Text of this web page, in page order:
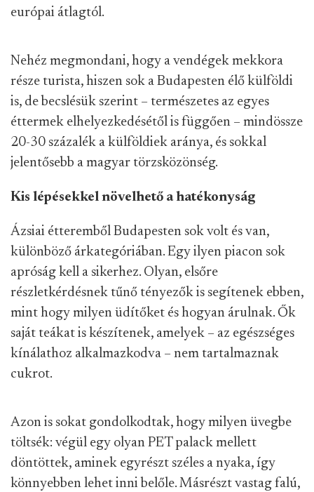
európai átlagtól.
Nehéz megmondani, hogy a vendégek mekkora
része turista, hiszen sok a Budapesten élő külföldi
is, de becslésük szerint – természetes az egyes
éttermek elhelyezkedésétől is függően – mindössze
20-30 százalék a külföldiek aránya, és sokkal
jelentősebb a magyar törzsközönség.
Kis lépésekkel növelhető a hatékonyság
Ázsiai étteremből Budapesten sok volt és van,
különböző árkategóriában. Egy ilyen piacon sok
apróság kell a sikerhez. Olyan, elsőre
részletkérdésnek tűnő tényezők is segítenek ebben,
mint hogy milyen üdítőket és hogyan árulnak. Ők
saját teákat is készítenek, amelyek – az egészséges
kínálathoz alkalmazkodva – nem tartalmaznak
cukrot.
Azon is sokat gondolkodtak, hogy milyen üvegbe
töltsék: végül egy olyan PET palack mellett
döntöttek, aminek egyrészt széles a nyaka, így
könnyebben lehet inni belőle. Másrészt vastag falú,